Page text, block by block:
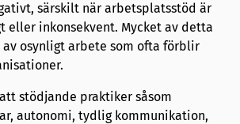
särskilt när arbetsplatsstöd är
eller inkonsekvent. Mycket av detta
osynligt arbete som ofta förblir
stödjande praktiker såsom
autonomi, tydlig kommunikation,